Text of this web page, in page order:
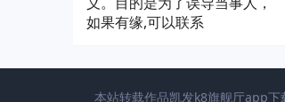
如果有缘,可以联系
本站转载作品凯发k8旗舰厅app下